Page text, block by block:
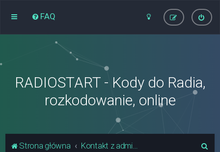
FAQ
RADIOSTART - Kody do Radia,
rozkodowanie, online
Strona główna Kontakt z administratorem witryny